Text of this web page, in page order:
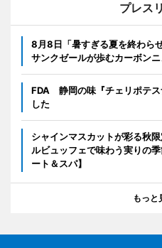
プレス
8月8日「暑すぎる夏を終わら
サンクゼールが歩むカーボン
FDA 静岡の味『チェリポテス
した
シャインマスカットが彩る秋
ルビュッフェで味わう実りの
ート＆スパ】
もっと